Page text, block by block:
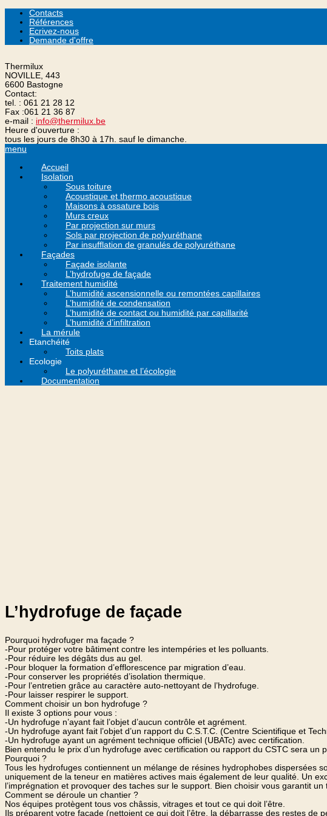
Contacts
Références
Ecrivez-nous
Demande d'offre
Thermilux
NOVILLE, 443
6600 Bastogne
Contact:
tel. : 061 21 28 12
Fax :061 21 36 87
e-mail : info@thermilux.be
Heure d'ouverture :
tous les jours de 8h30 à 17h. sauf le dimanche.
menu
Accueil
Isolation
Sous toiture
Acoustique et thermo acoustique
Maisons à ossature bois
Murs creux
Par projection sur murs
Sols par projection de polyuréthane
Par insufflation de granulés de polyuréthane
Façades
Façade isolante
L’hydrofuge de façade
Traitement humidité
L’humidité ascensionnelle ou remontées capillaires
L’humidité de condensation
L’humidité de contact ou humidité par capillarité
L’humidité d’infiltration
La mérule
Etanchéité
Toits plats
Ecologie
Le polyuréthane et l’écologie
Documentation
THERMILUX, votre spécialiste
Isolation, humidité, façades
L’hydrofuge de façade
Pourquoi hydrofuger ma façade ?
-Pour protéger votre bâtiment contre les intempéries et les polluants.
-Pour réduire les dégâts dus au gel.
-Pour bloquer la formation d’efflorescence par migration d’eau.
-Pour conserver les propriétés d’isolation thermique.
-Pour l’entretien grâce au caractère auto-nettoyant de l’hydrofuge.
-Pour laisser respirer le support.
Comment choisir un bon hydrofuge ?
Il existe 3 options pour vous :
-Un hydrofuge n’ayant fait l’objet d’aucun contrôle et agrément.
-Un hydrofuge ayant fait l’objet d’un rapport du C.S.T.C. (Centre Scientifique et
-Un hydrofuge ayant un agrément technique officiel (UBATc) avec certification.
Bien entendu le prix d’un hydrofuge avec certification ou rapport du CSTC sera un
Pourquoi ?
Tous les hydrofuges contiennent un mélange de résines hydrophobes dispersées
uniquement de la teneur en matières actives mais également de leur qualité. Un
l’imprégnation et provoquer des taches sur le support. Bien choisir vous garantit
Comment se déroule un chantier ?
Nos équipes protègent tous vos châssis, vitrages et tout ce qui doit l’être.
Ils préparent votre façade (nettoient ce qui doit l’être, la débarrasse des restes